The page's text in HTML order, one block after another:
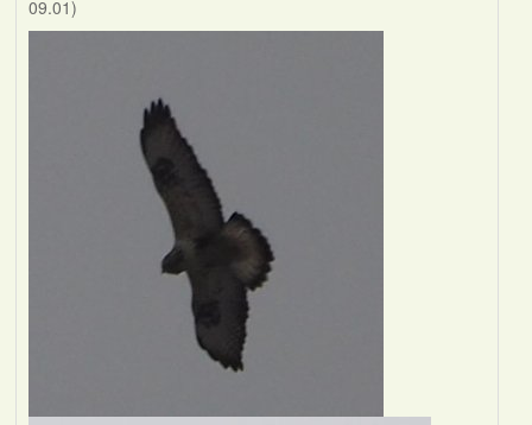
09.01)